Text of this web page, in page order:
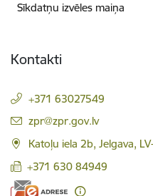
Sīkdatņu izvēles maiņa
Kontakti
+371 63027549
E-pasts:
zpr@zpr.gov.lv
Katoļu iela 2b, Jelgava,
+371 630 84949